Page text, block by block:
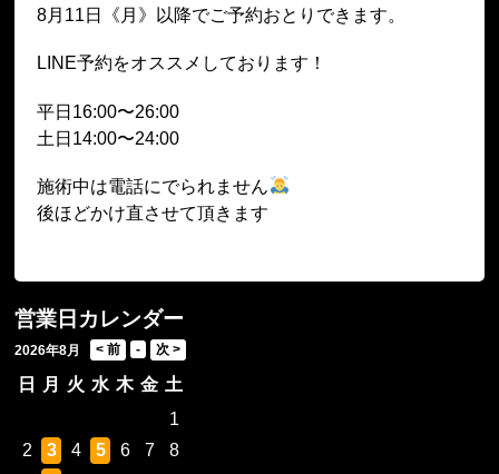
8月11日《月》以降でご予約おとりできます。
LINE予約をオススメしております！
平日16:00〜26:00
土日14:00〜24:00
施術中は電話にでられません
後ほどかけ直させて頂きます
営業日カレンダー
2026年8月
日 月 火 水 木 金 土
1
2
3 4 5 6 7
8